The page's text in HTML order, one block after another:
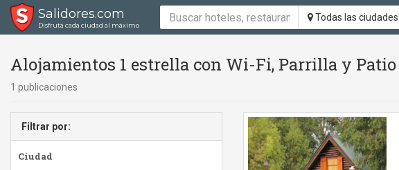
Salidores.com
Disfrutá cada ciudad al máximo
Todas las ciudades
Alojamientos 1 estrella con Wi-Fi, Parrilla y Patio
1 publicaciones
Filtrar por:
Ciudad